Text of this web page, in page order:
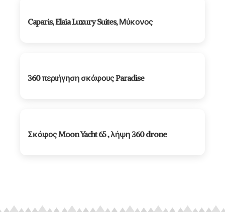
Caparis, Elaia Luxury Suites, Μύκονος
360 περιήγηση σκάφους Paradise
Σκάφος Moon Yacht 65 , λήψη 360 drone